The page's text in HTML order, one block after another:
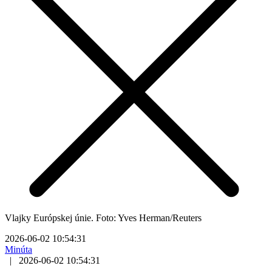
Vlajky Európskej únie. Foto: Yves Herman/Reuters
2026-06-02 10:54:31
Minúta
|
2026-06-02 10:54:31